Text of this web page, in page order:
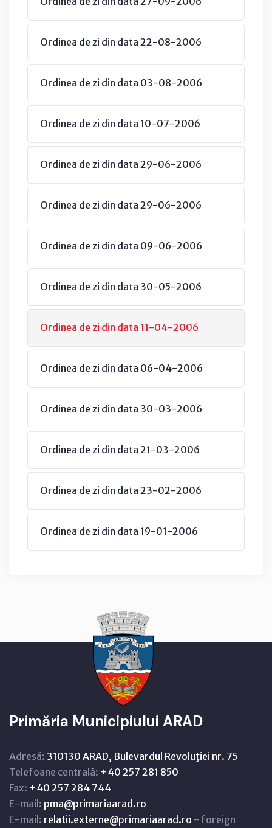
Ordinea de zi din data 22-08-2006
Ordinea de zi din data 03-08-2006
Ordinea de zi din data 10-07-2006
Ordinea de zi din data 29-06-2006
Ordinea de zi din data 29-06-2006
Ordinea de zi din data 09-06-2006
Ordinea de zi din data 30-05-2006
Ordinea de zi din data 11-04-2006
Ordinea de zi din data 06-04-2006
Ordinea de zi din data 30-03-2006
Ordinea de zi din data 21-03-2006
Ordinea de zi din data 23-02-2006
Ordinea de zi din data 19-01-2006
Primăria Municipiului ARAD
Adresă: 310130 ARAD, Bulevardul Revoluţiei nr. 75
Telefoane centrală: +40 257 281 850
Fax: +40 257 284 744
E-mail: pma@primariaarad.ro
E-mail: relatii.externe@primariaarad.ro - foreign